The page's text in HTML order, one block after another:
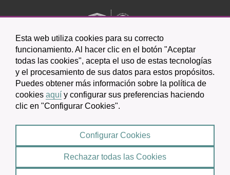
Esta web utiliza cookies para su correcto
funcionamiento. Al hacer clic en el botón "Aceptar
todas las cookies", acepta el uso de estas tecnologías
y el procesamiento de sus datos para estos propósitos.
Puedes obtener más información sobre la política de
cookies aquí y configurar sus preferencias haciendo
clic en "Configurar Cookies".
Configurar Cookies
Rechazar todas las Cookies
Icono
circular
Icono
de
facebook
Icono
circular
Icono
de
twitter
Icono
circular
Icono
de
2026 © Excmo. Ayuntamiento de San Cristóbal de La Laguna
Condiciones de uso